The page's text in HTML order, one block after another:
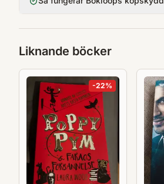
Liknande böcker
-22%